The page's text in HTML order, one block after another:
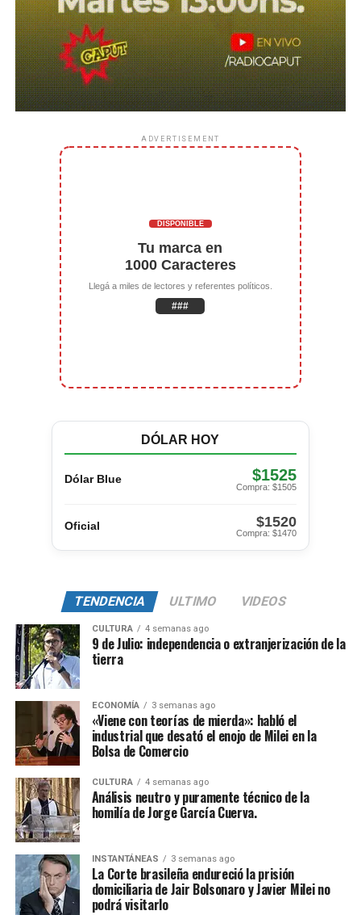
ADVERTISEMENT
DISPONIBLE
Tu marca en
1000 Caracteres
Llegá a miles de lectores y referentes políticos.
###
DÓLAR HOY
Dólar Blue $1525
Compra: $1505
Oficial $1520
Compra: $1470
TENDENCIA ULTIMO VIDEOS
CULTURA 4 semanas ago
9 de Julio: independencia o extranjerización de la
tierra
ECONOMÍA 3 semanas ago
«Viene con teorías de mierda»: habló el
industrial que desató el enojo de Milei en la
Bolsa de Comercio
CULTURA 4 semanas ago
Análisis neutro y puramente técnico de la
homilía de Jorge García Cuerva.
INSTANTÁNEAS 3 semanas ago
La Corte brasileña endureció la prisión
domiciliaria de Jair Bolsonaro y Javier Milei no
podrá visitarlo